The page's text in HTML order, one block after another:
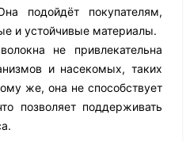
подойдёт покупателям,
и устойчивые материалы.
не привлекательна
и насекомых, таких
же, она не способствует
позволяет поддерживать